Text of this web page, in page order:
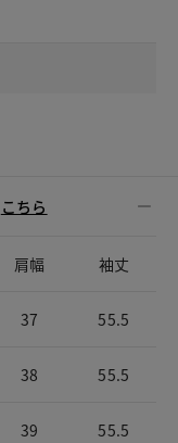
こちら
肩幅 袖丈
37 55.5
38 55.5
39 55.5